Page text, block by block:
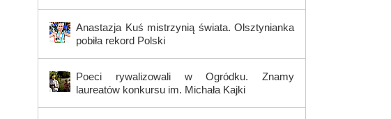
Anastazja Kuś mistrzynią świata. Olsztynianka
pobiła rekord Polski
Poeci rywalizowali w Ogródku. Znamy
laureatów konkursu im. Michała Kajki